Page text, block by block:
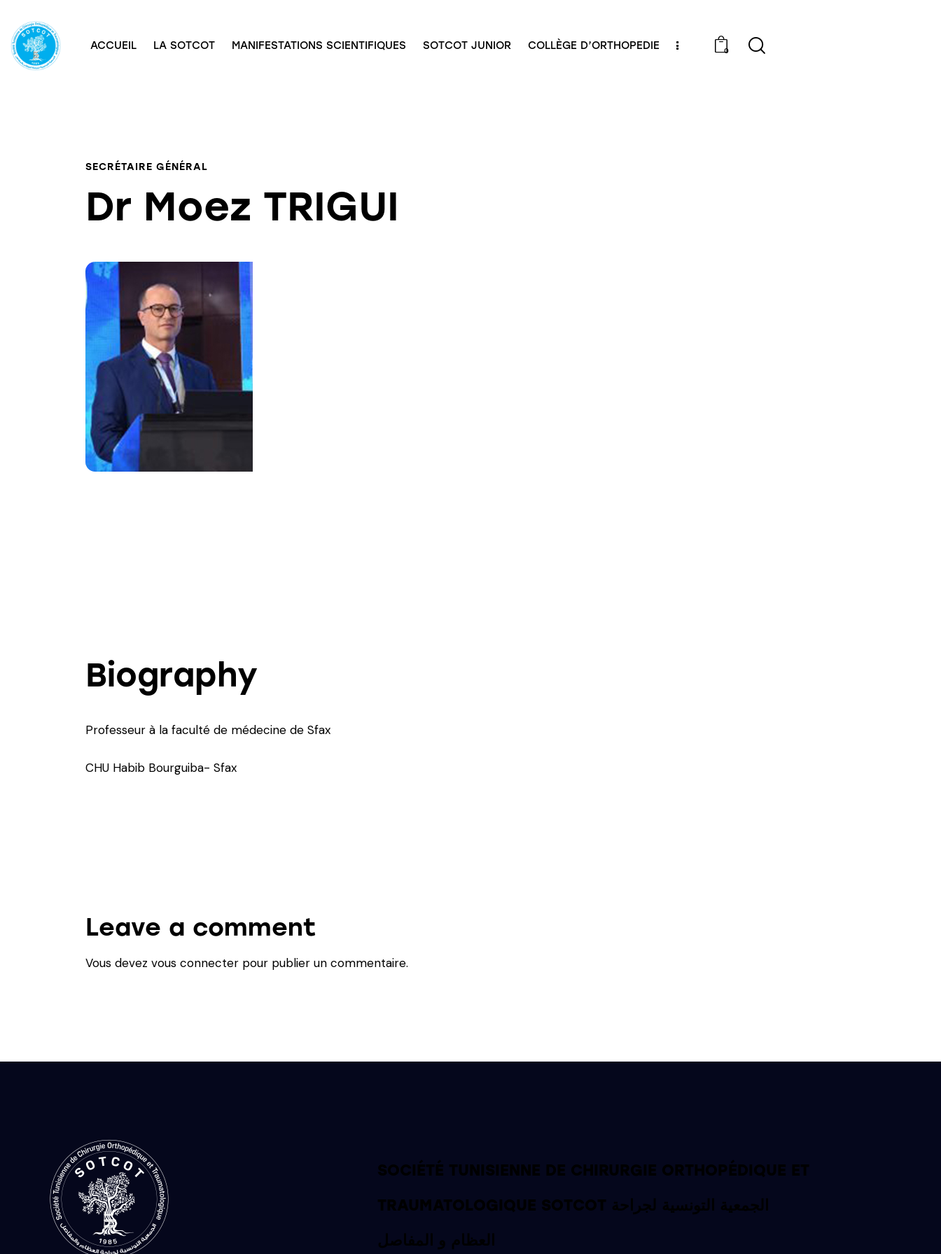
ACCUEIL LA SOTCOT MANIFESTATIONS SCIENTIFIQUES SOTCOT JUNIOR COLLÈGE D’ORTHOPEDIE 0
SECRÉTAIRE GÉNÉRAL
Dr Moez TRIGUI
Biography
Professeur à la faculté de médecine de Sfax
CHU Habib Bourguiba- Sfax
Leave a comment
Vous devez vous connecter pour publier un commentaire.
SOCIÉTÉ TUNISIENNE DE CHIRURGIE ORTHOPÉDIQUE ET
TRAUMATOLOGIQUE SOTCOT الجمعية التونسية لجراحة
العظام و المفاصل